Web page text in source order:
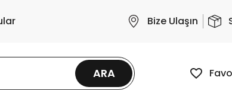
Bize Ulaşın
ARA